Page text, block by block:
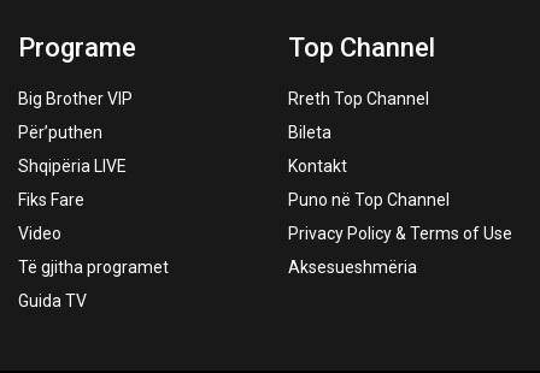
Programe
Big Brother VIP
Për’puthen
Shqipëria LIVE
Fiks Fare
Video
Të gjitha programet
Guida TV
Top Channel
Rreth Top Channel
Bileta
Kontakt
Puno në Top Channel
Privacy Policy & Terms of Use
Aksesueshmëria